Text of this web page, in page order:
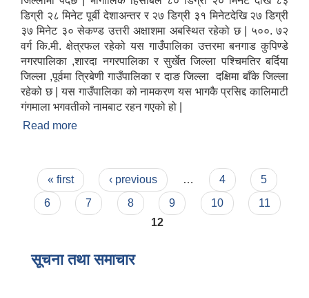
डिग्री २८ मिनेट पूर्बी देशाअन्तर र २७ डिग्री ३१ मिनेटदेखि २७ डिग्री
३७ मिनेट ३० सेकण्ड उत्तरी अक्षाशमा अबस्थित रहेको छ | ५००. ७२
वर्ग कि.मी. क्षेत्रफल रहेको यस गाउँपालिका उत्तरमा बनगाड कुपिण्डे
नगरपालिका ,शारदा नगरपालिका र सुर्खेत जिल्ला पश्चिमतिर बर्दिया
जिल्ला ,पूर्वमा त्रिबेणी गाउँपालिका र दाङ जिल्ला दक्षिमा बाँके जिल्ला
रहेको छ | यस गाउँपालिका को नामकरण यस भागकै प्रसिद्द कालिमाटी
गंगमाला भगवतीको नामबाट रहन गएको हो |
Read more
Pages
« first ‹ previous … 4
5
6
7 8 9 10
11
12
सूचना तथा समाचार